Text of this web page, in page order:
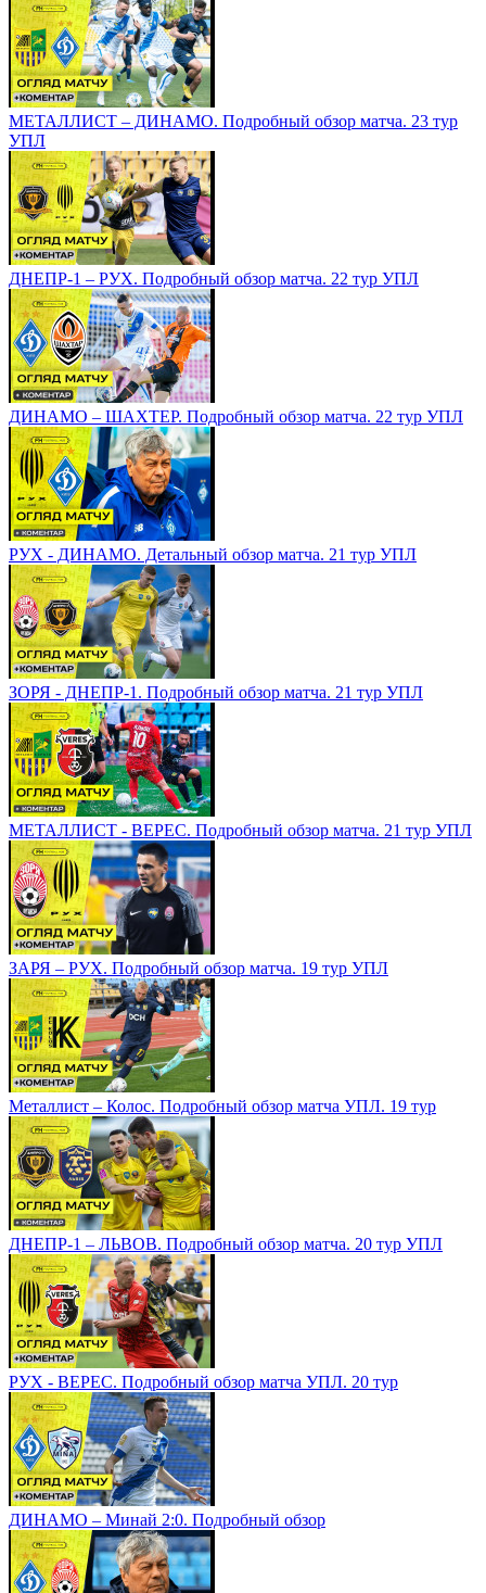
МЕТАЛЛИСТ – ДИНАМО. Подробный обзор матча. 23 тур
УПЛ
ДНЕПР-1 – РУХ. Подробный обзор матча. 22 тур УПЛ
ДИНАМО – ШАХТЕР. Подробный обзор матча. 22 тур УПЛ
РУХ - ДИНАМО. Детальный обзор матча. 21 тур УПЛ
ЗОРЯ - ДНЕПР-1. Подробный обзор матча. 21 тур УПЛ
МЕТАЛЛИСТ - ВЕРЕС. Подробный обзор матча. 21 тур УПЛ
ЗАРЯ – РУХ. Подробный обзор матча. 19 тур УПЛ
Металлист – Колос. Подробный обзор матча УПЛ. 19 тур
ДНЕПР-1 – ЛЬВОВ. Подробный обзор матча. 20 тур УПЛ
РУХ - ВЕРЕС. Подробный обзор матча УПЛ. 20 тур
ДИНАМО – Минай 2:0. Подробный обзор